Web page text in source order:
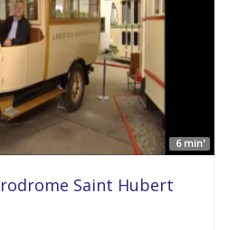
6 min'
Saint Hubert